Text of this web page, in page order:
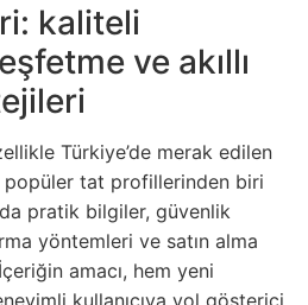
kaliteli
ve akıllı
Türkiye’de merak edilen
popüler tat profillerinden biri
pratik bilgiler, güvenlik
yöntemleri ve satın alma
amacı, hem yeni
kullanıcıya yol gösterici